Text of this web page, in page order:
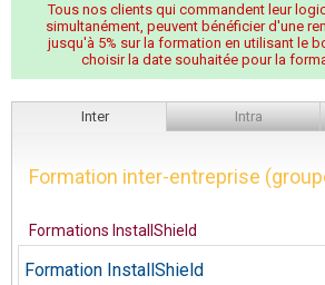
Tous nos clients qui commandent leur
simultanément, peuvent bénéficier d'une
jusqu'à 5% sur la formation en utilisant le
choisir la date souhaitée pour la
Inter Intra
Formation inter-entreprise
Formations InstallShield
Formation InstallShield